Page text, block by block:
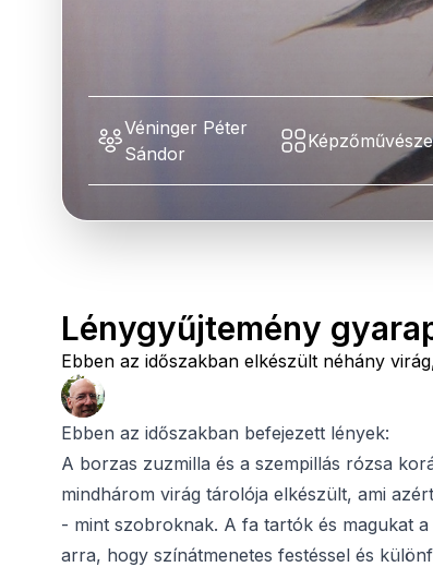
Véninger Péter
Sándor
Lénygyűjtemény
Ebben az időszakban elkészült néhány
Ebben az időszakban befejezett lények:
A borzas zuzmilla és a szempillás rózsa
mindhárom virág tárolója elkészült, ami
- mint szobroknak. A fa tartók és magukat
arra, hogy színátmenetes festéssel és